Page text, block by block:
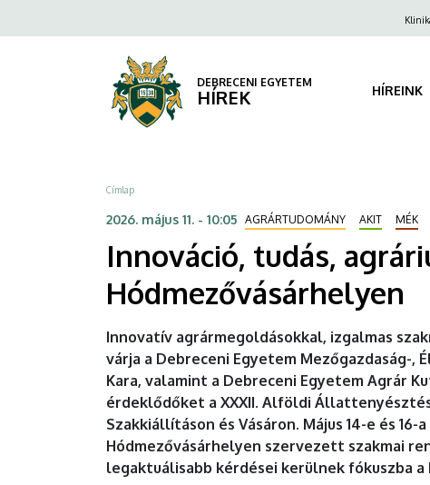
agrárium
programokkal
Hódmezővásárhelyen
a
Felső
DEBRECENI EGYETEM
HÍREK HÍREINK
Morzsa
Címlap
2026. május 11. - 10:05 AGRÁRTUDOMÁNY AKIT MÉK
Innováció, tudás,
Hódmezővásárhelyen
Innovatív agrármegoldásokkal, izgalmas
várja a Debreceni Egyetem Mezőgazdaság-
Kara, valamint a Debreceni Egyetem Agrár
érdeklődőket a XXXII. Alföldi
Szakkiállításon és Vásáron. Május 14-e és
Hódmezővásárhelyen szervezett szakmai
legaktuálisabb kérdései kerülnek fókuszba